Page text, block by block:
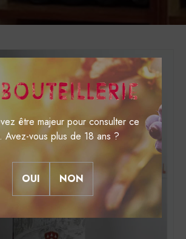
être majeur pour consulter ce
Avez-vous plus de 18 ans ?
OUI NON